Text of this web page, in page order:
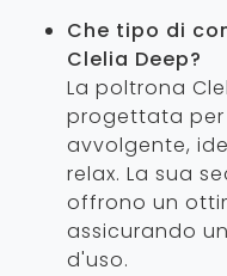
Che tipo di
Clelia Deep?
La poltrona
progettata
avvolgente,
relax. La sua
offrono un
assicurando
d'uso.